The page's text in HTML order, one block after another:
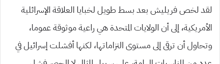
لقد لخص فريليش بعد بسط طويل لخبايا العلاقة الإسرائلية
الأمريكية، إلى أن الولايات المتحدة هي راعية موثوقة عموما،
وتحاول أن ترقى إلى مستوى التزاماتها، لكنها أفشلت إسرائيل في